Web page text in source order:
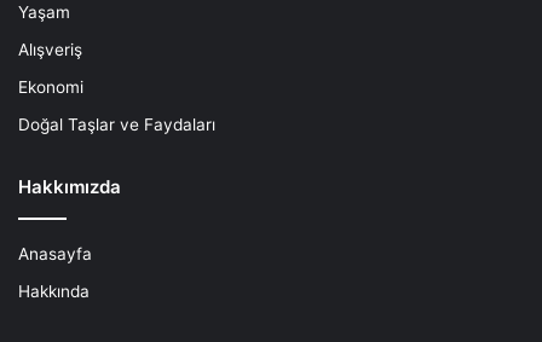
Yaşam
Alışveriş
Ekonomi
Doğal Taşlar ve Faydaları
Hakkımızda
Anasayfa
Hakkında